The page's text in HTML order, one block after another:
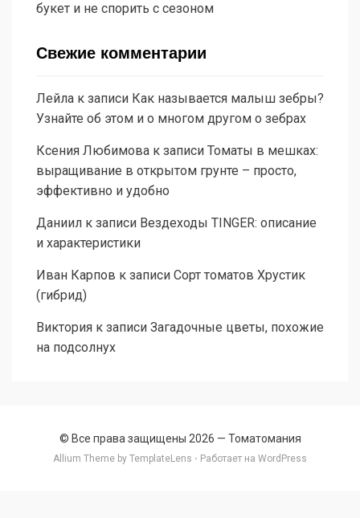
букет и не спорить с сезоном
Свежие комментарии
Лейла к записи Как называется малыш зебры?
Узнайте об этом и о многом другом о зебрах
Ксения Любимова к записи Томаты в мешках:
выращивание в открытом грунте – просто,
эффективно и удобно
Даниил к записи Вездеходы TINGER: описание
и характеристики
Иван Карпов к записи Сорт томатов Хрустик
(гибрид)
Виктория к записи Загадочные цветы, похожие
на подсолнух
© Все права защищены 2026 — Томатомания
Allium Theme by TemplateLens ⋅ Работает на WordPress